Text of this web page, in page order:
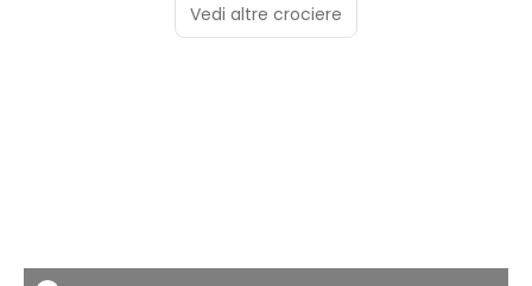
Vedi altre crociere